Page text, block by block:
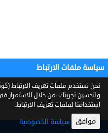
سياسة ملفات الارتباط
نحن نستخدم ملفات تعريف الارتباط
ولتحسين تجربتك. من خلال
استخدامنا لملفات تعريف الارتباط.
موافق سياسة الخصوصية